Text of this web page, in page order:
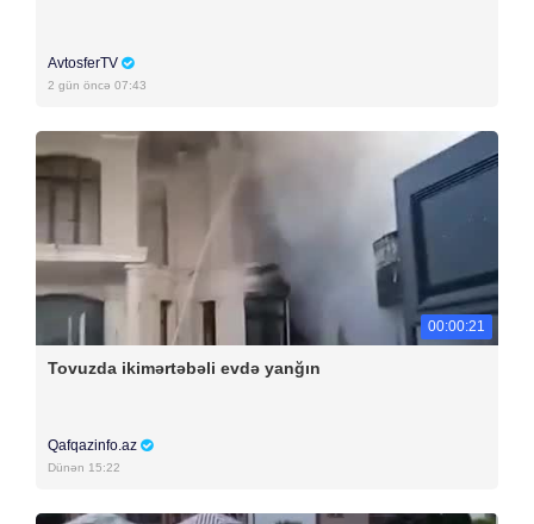
AvtosferTV
2 gün öncə 07:43
00:00:21
Tovuzda ikimərtəbəli evdə yanğın
Qafqazinfo.az
Dünən 15:22